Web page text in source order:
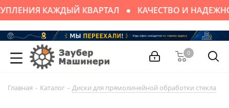
КАЖДЫЙ КВАРТАЛ КАЧЕСТВО И
0
Главная - Каталог - Диски для прямолинейной обработки стекла